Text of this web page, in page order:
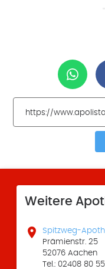
Weitere

Spitzweg-
Prämienstr. 25
52076 Aachen
Tel.: 02408 80